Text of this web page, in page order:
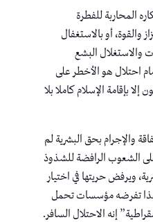
المحاربة للفطرة
والقوة، أو بالاستغفال
والاستغلال البشع
احتلال هو الأخطر على
بإقامة الإسلام كاملا بلا
والإجرام بحق البشرية لم
على الشعوب الرافضة للشذوذ
ويرفض حريتها في اختيار
هذا تفرضه مؤسسات تحمل
إنه الاحتلال السافر.